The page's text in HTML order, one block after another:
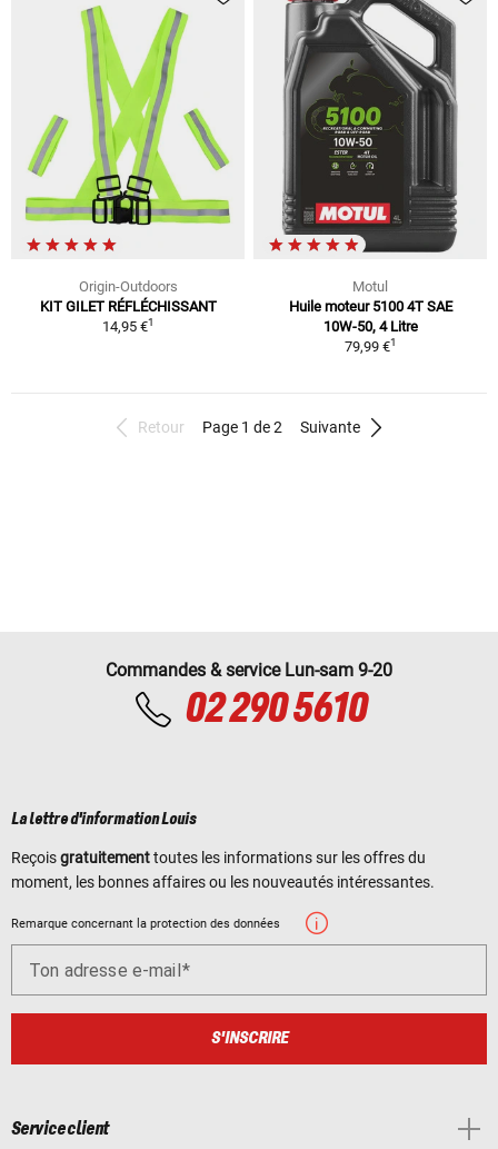
Origin-Outdoors
KIT GILET RÉFLÉCHISSANT
14,95 €1
Motul
Huile moteur 5100 4T SAE
10W-50, 4 Litre
79,99 €1
Retour Page 1 de 2 Suivante
Commandes & service Lun-sam 9-20
02 290 5610
La lettre d'information Louis
Reçoisgratuitementtoutes les informations sur les offres du
moment, les bonnes affaires ou les nouveautés intéressantes.
Remarque concernant la protection des données
Ton adresse e-mail
S'INSCRIRE
Service client